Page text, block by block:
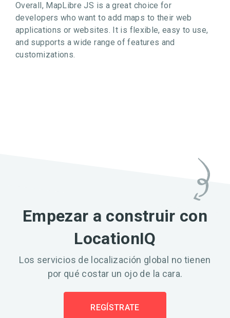
Overall, MapLibre JS is a great choice for
developers who want to add maps to their web
applications or websites. It is flexible, easy to use,
and supports a wide range of features and
customizations.
Empezar a construir con
LocationIQ
Los servicios de localización global no tienen
por qué costar un ojo de la cara.
REGÍSTRATE